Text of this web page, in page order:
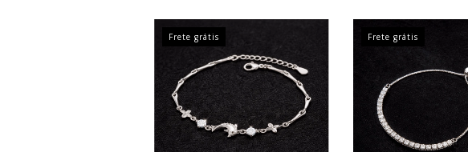
Frete grátis Frete grátis